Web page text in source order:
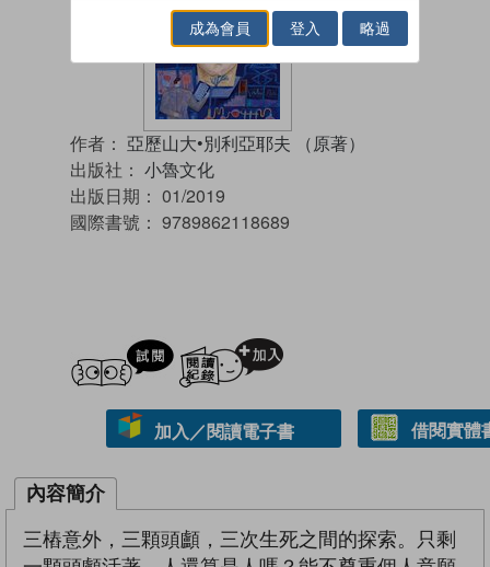
作者： 亞歷山大•別利亞耶夫 （原著）
出版社： 小魯文化
出版日期： 01/2019
國際書號： 9789862118689
試閲
加入／閱讀電子書 借閱實體
內容簡介
三樁意外，三顆頭顱，三次生死之間的探索。只剩
成為會員 登入 略過